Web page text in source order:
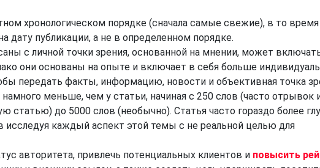
хронологическом порядке (сначала самые свежие), в то время
дату публикации, а не в определенном порядке.
с личной точки зрения, основанной на мнении, может
они основаны на опыте и включает в себя больше
передать факты, информацию, новости и объективная точка
меньше, чем у статьи, начиная с 250 слов (часто отрывок
статью) до 5000 слов (необычно). Статья часто гораздо более
исследуя каждый аспект этой темы с не реальной целью для
авторитета, привлечь потенциальных клиентов и повысить